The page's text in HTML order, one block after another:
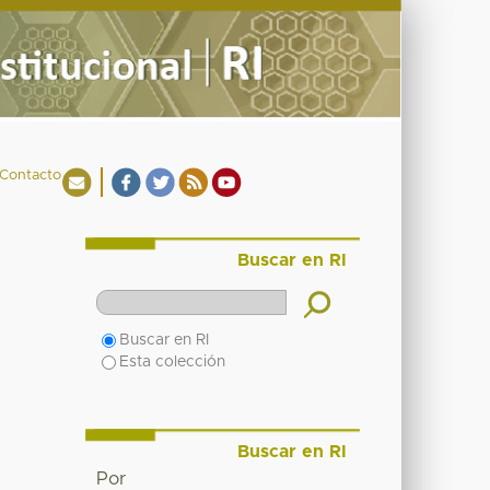
Contacto
Buscar en RI
Buscar en RI
Esta colección
Buscar en RI
Por